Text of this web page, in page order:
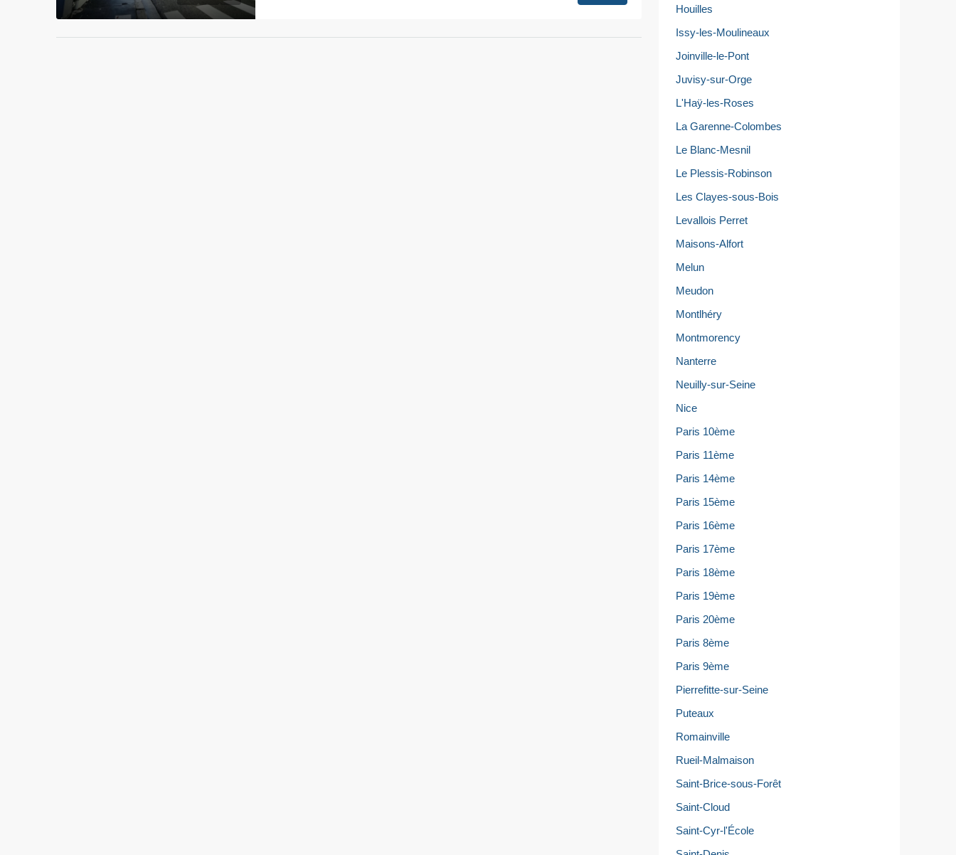
Houilles
Issy-les-Moulineaux
Joinville-le-Pont
Juvisy-sur-Orge
L'Haÿ-les-Roses
La Garenne-Colombes
Le Blanc-Mesnil
Le Plessis-Robinson
Les Clayes-sous-Bois
Levallois Perret
Maisons-Alfort
Melun
Meudon
Montlhéry
Montmorency
Nanterre
Neuilly-sur-Seine
Nice
Paris 10ème
Paris 11ème
Paris 14ème
Paris 15ème
Paris 16ème
Paris 17ème
Paris 18ème
Paris 19ème
Paris 20ème
Paris 8ème
Paris 9ème
Pierrefitte-sur-Seine
Puteaux
Romainville
Rueil-Malmaison
Saint-Brice-sous-Forêt
Saint-Cloud
Saint-Cyr-l'École